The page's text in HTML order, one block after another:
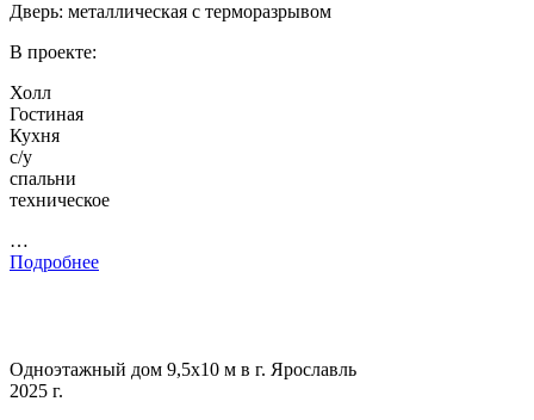
Дверь: металлическая с терморазрывом
В проекте:
Холл
Гостиная
Кухня
с/у
спальни
техническое
…
Подробнее
Одноэтажный дом 9,5х10 м в г. Ярославль
2025 г.